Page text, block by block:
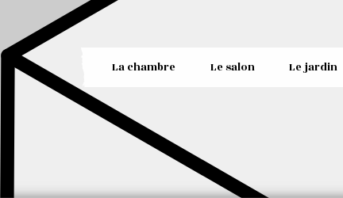
La chambre Le salon Le jardin